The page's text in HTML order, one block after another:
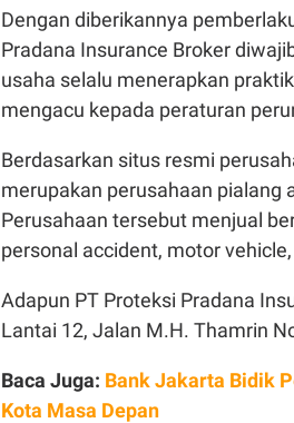
Dengan diberikannya
Pradana Insurance Broker
usaha selalu menerapkan
mengacu kepada peraturan
Berdasarkan situs resmi
merupakan perusahaan pialang
Perusahaan tersebut menjual
personal accident, motor
Adapun PT Proteksi Pradana
Lantai 12, Jalan M.H. Thamrin
Baca Juga: Bank Jakarta Bidik
Kota Masa Depan